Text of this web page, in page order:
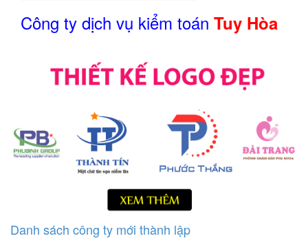
Công ty dịch vụ kiểm toán Tuy Hòa
Danh sách công ty mới thành lập